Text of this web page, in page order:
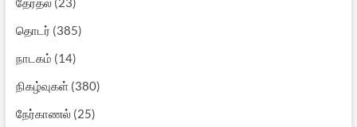
தொடர் (385)
நாடகம் (14)
நிகழ்வுகள்(380)
நேர்காணல்(25)